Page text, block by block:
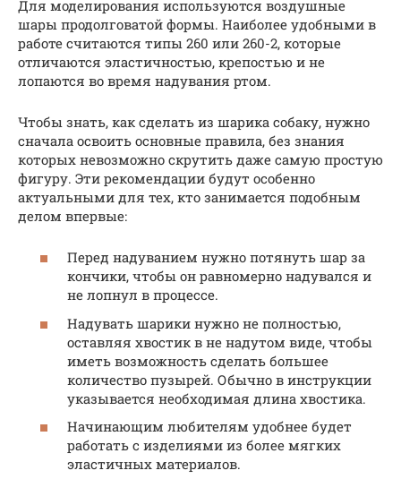
Для моделирования используются воздушные
шары продолговатой формы. Наиболее удобными в
работе считаются типы 260 или 260-2, которые
отличаются эластичностью, крепостью и не
лопаются во время надувания ртом.
Чтобы знать, как сделать из шарика собаку, нужно
сначала освоить основные правила, без знания
которых невозможно скрутить даже самую простую
фигуру. Эти рекомендации будут особенно
актуальными для тех, кто занимается подобным
делом впервые:
Перед надуванием нужно потянуть шар за
кончики, чтобы он равномерно надувался и
не лопнул в процессе.
Надувать шарики нужно не полностью,
оставляя хвостик в не надутом виде, чтобы
иметь возможность сделать большее
количество пузырей. Обычно в инструкции
указывается необходимая длина хвостика.
Начинающим любителям удобнее будет
работать с изделиями из более мягких
эластичных материалов.